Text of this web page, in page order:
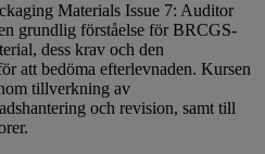
Materials Issue 7: Auditor
grundlig förståelse för BRCGS-
dess krav och den
att bedöma efterlevnaden. Kursen
tillverkning av
och revision, samt till